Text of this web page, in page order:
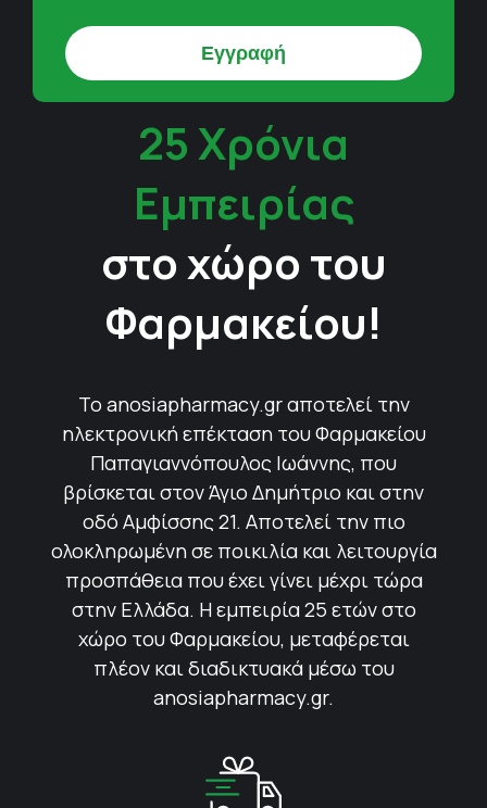
25 Χρόνια
Εμπειρίας
στο χώρο του
Φαρμακείου!
Το anosiapharmacy.gr αποτελεί την
ηλεκτρονική επέκταση του Φαρμακείου
Παπαγιαννόπουλος Ιωάννης, που
βρίσκεται στον Άγιο Δημήτριο και στην
οδό Αμφίσσης 21. Αποτελεί την πιο
ολοκληρωμένη σε ποικιλία και λειτουργία
προσπάθεια που έχει γίνει μέχρι τώρα
στην Ελλάδα. Η εμπειρία 25 ετών στο
χώρο του Φαρμακείου, μεταφέρεται
πλέον και διαδικτυακά μέσω του
anosiapharmacy.gr.